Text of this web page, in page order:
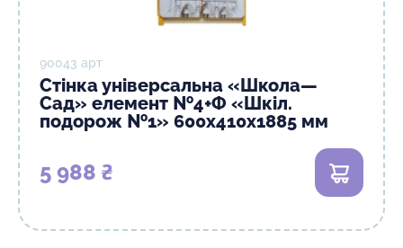
90043 арт
Стінка універсальна «Школа—
Сад» елемент №4+Ф «Шкіл.
подорож №1» 600х410х1885 мм
5 988 ₴ В кошик